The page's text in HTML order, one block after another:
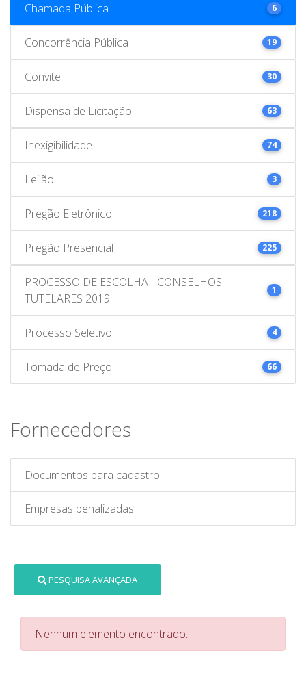
Chamada Pública 6
Concorrência Pública 19
Convite 30
Dispensa de Licitação 63
Inexigibilidade 74
Leilão 3
Pregão Eletrônico 218
Pregão Presencial 225
PROCESSO DE ESCOLHA - CONSELHOS
TUTELARES 2019
1
Processo Seletivo 4
Tomada de Preço 66
Fornecedores
Documentos para cadastro
Empresas penalizadas
PESQUISA AVANÇADA
Nenhum elemento encontrado.